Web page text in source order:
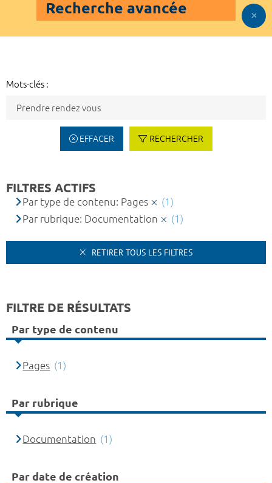
Recherche avancée
Mots-clés :
EFFACER RECHERCHER
FILTRES ACTIFS
Par type de contenu: Pages
(1)
Par rubrique: Documentation
(1)
RETIRER TOUS LES FILTRES
FILTRE DE RÉSULTATS
Par type de contenu
Pages (1)
Par rubrique
Documentation (1)
Par date de création